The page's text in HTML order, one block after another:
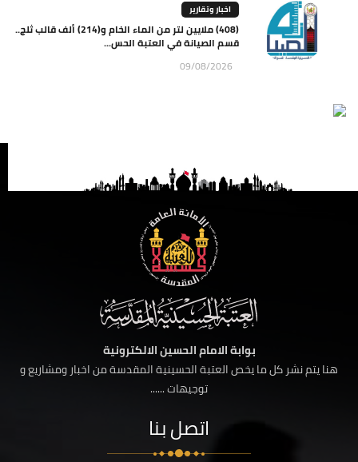
اخبار وتقارير
(408) ملايين لتر من الماء الخام و(214) ألف قالب ثلج..
قسم الصيانة في العتبة الحس...
09/08/2026
بوابة الامام الحسين الالكترونية
هنا يتم نشر كل ما يخص العتبة الحسينية المقدسة من اخبار ومشاريع و
توجيهات ......
اتصل بنا